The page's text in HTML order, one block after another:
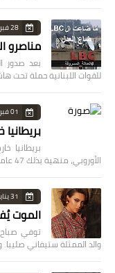
28 فبراير 2019
مناصرو
بعد صدور
للقوات اللبنانية حملة تحت
01 فبراير 2020
بريطانيا
الأوروبي، منهية بذلك 47 عاما من الزواج الصاخب بين لند…
31 يناير 2019
الموت
والد الممثلة ستيفاني صليبا.